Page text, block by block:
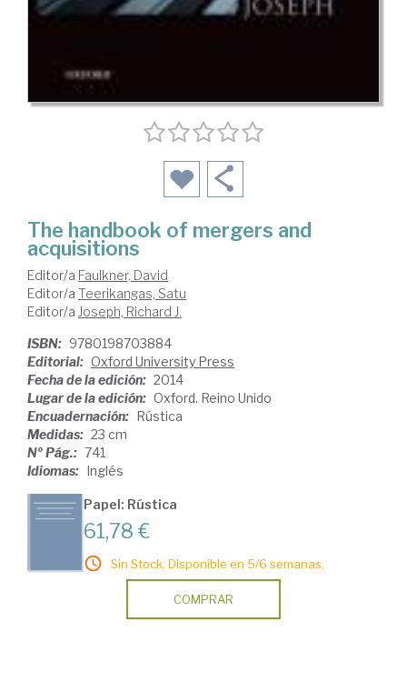
The handbook of mergers and
acquisitions
Editor/a Faulkner, David
Editor/a Teerikangas, Satu
Editor/a Joseph, Richard J.
ISBN: 9780198703884
Editorial: Oxford University Press
Fecha de la edición: 2014
Lugar de la edición: Oxford. Reino Unido
Encuadernación: Rústica
Medidas: 23 cm
Nº Pág.: 741
Idiomas: Inglés
Papel: Rústica
61,78 €
Sin Stock. Disponible en 5/6 semanas.
COMPRAR